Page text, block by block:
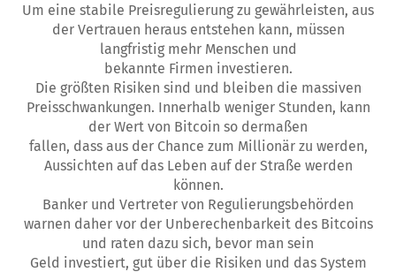
Um eine stabile Preisregulierung zu gewährleisten, aus
der Vertrauen heraus entstehen kann, müssen
langfristig mehr Menschen und
bekannte Firmen investieren.
Die größten Risiken sind und bleiben die massiven
Preisschwankungen. Innerhalb weniger Stunden, kann
der Wert von Bitcoin so dermaßen
fallen, dass aus der Chance zum Millionär zu werden,
Aussichten auf das Leben auf der Straße werden
können.
Banker und Vertreter von Regulierungsbehörden
warnen daher vor der Unberechenbarkeit des Bitcoins
und raten dazu sich, bevor man sein
Geld investiert, gut über die Risiken und das System